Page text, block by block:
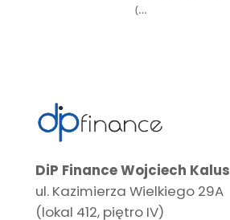
(…
DiP Finance Wojciech Kalus
ul. Kazimierza Wielkiego 29A
(lokal 412, piętro IV)